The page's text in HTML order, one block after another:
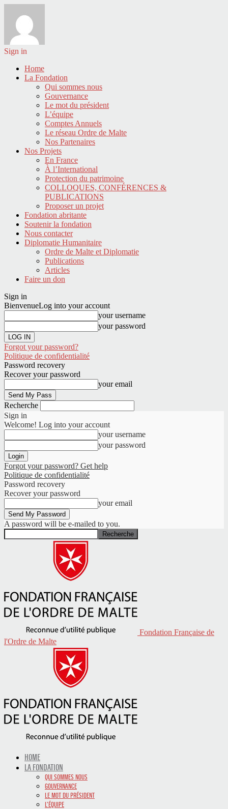
Sign in
Home
La Fondation
Qui sommes nous
Gouvernance
Le mot du président
L’équipe
Comptes Annuels
Le réseau Ordre de Malte
Nos Partenaires
Nos Projets
En France
À l’International
Protection du patrimoine
COLLOQUES, CONFÉRENCES &
PUBLICATIONS
Proposer un projet
Fondation abritante
Soutenir la fondation
Nous contacter
Diplomatie Humanitaire
Ordre de Malte et Diplomatie
Publications
Articles
Faire un don
Sign in
BienvenueLog into your account
your username
your password
Forgot your password?
Politique de confidentialité
Password recovery
Recover your password
your email
Recherche
Sign in
Welcome! Log into your account
your username
your password
Forgot your password? Get help
Politique de confidentialité
Password recovery
Recover your password
your email
A password will be e-mailed to you.
Fondation Française de
l'Ordre de Malte
HOME
LA FONDATION
QUI SOMMES NOUS
GOUVERNANCE
LE MOT DU PRÉSIDENT
L’ÉQUIPE